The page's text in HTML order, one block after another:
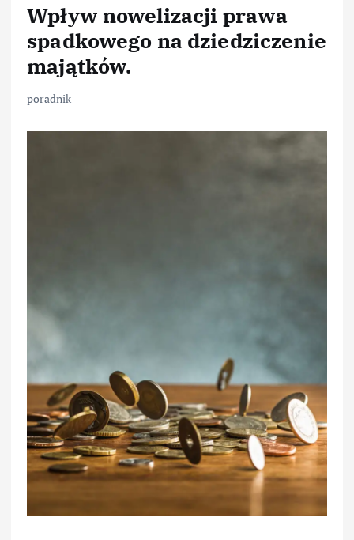
Wpływ nowelizacji prawa
spadkowego na dziedziczenie
majątków.
poradnik